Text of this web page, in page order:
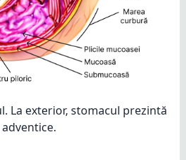
La exterior, stomacul prezintă
adventice.